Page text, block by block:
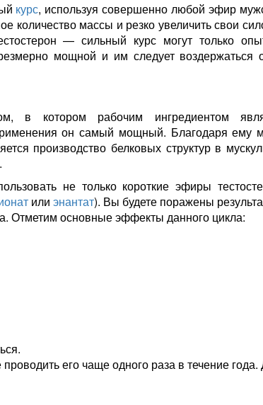
курс, используя совершенно любой эфир
количество массы и резко увеличить свои
— сильный курс могут только
мощной и им следует воздержаться
в котором рабочим ингредиентом
он самый мощный. Благодаря ему
производство белковых структур в
не только короткие эфиры
или энантат). Вы будете поражены
Отметим основные эффекты данного цикла:
его чаще одного раза в течение